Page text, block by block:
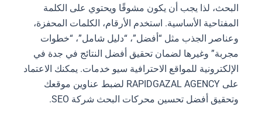
البحث، لذا يجب أن يكون مشوقًا ويحتوي على الكلمة
المفتاحية الأساسية. استخدم الأرقام، الكلمات المحفزة،
وعناصر الجذب مثل “أفضل”، “دليل شامل”، “خطوات
مجربة” وغيرها لضمان تحقيق أفضل النتائج في جدة في
الإلكترونية للمواقع الاحترافية سيو خدمات. يمكنك الاعتماد
على RAPIDGAZAL AGENCY لضبط عناوين موقعك
وتحقيق أفضل تحسين محركات البحث شركة SEO.